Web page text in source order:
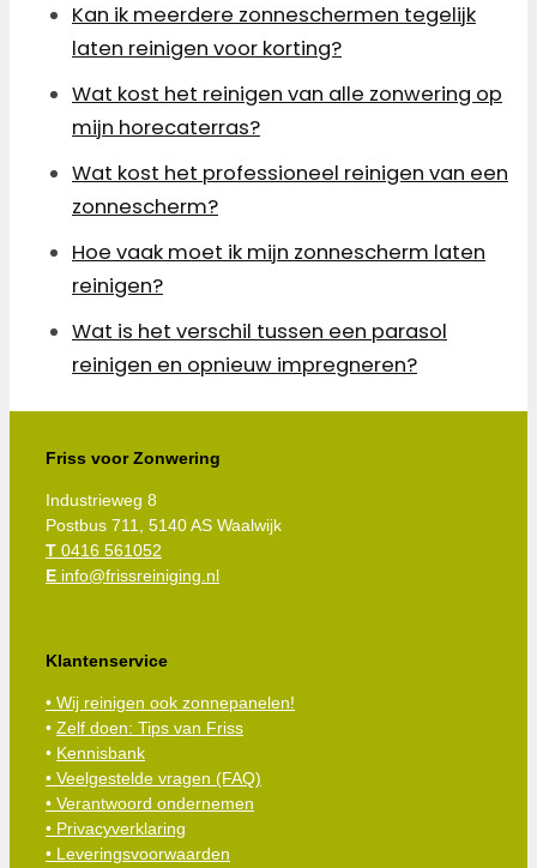
Kan ik meerdere zonneschermen tegelijk
laten reinigen voor korting?
Wat kost het reinigen van alle zonwering op
mijn horecaterras?
Wat kost het professioneel reinigen van een
zonnescherm?
Hoe vaak moet ik mijn zonnescherm laten
reinigen?
Wat is het verschil tussen een parasol
reinigen en opnieuw impregneren?
Friss voor Zonwering
Industrieweg 8
Postbus 711, 5140 AS Waalwijk
T 0416 561052
E info@frissreiniging.nl
Klantenservice
• Wij reinigen ook zonnepanelen!
• Zelf doen: Tips van Friss
• Kennisbank
• Veelgestelde vragen (FAQ)
• Verantwoord ondernemen
• Privacyverklaring
• Leveringsvoorwaarden